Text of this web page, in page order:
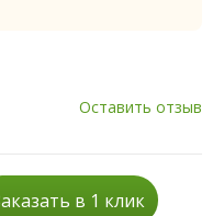
Оставить отзыв
в 1 клик